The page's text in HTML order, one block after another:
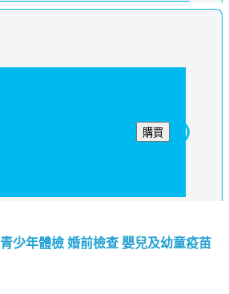
購買
青少年體檢 婚前檢查 嬰兒及幼童疫苗